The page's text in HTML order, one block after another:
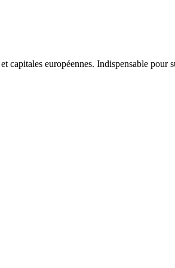
capitales européennes. Indispensable pour